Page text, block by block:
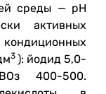
среды — рН
активных
3 ): йодид 5,0-
400-500.